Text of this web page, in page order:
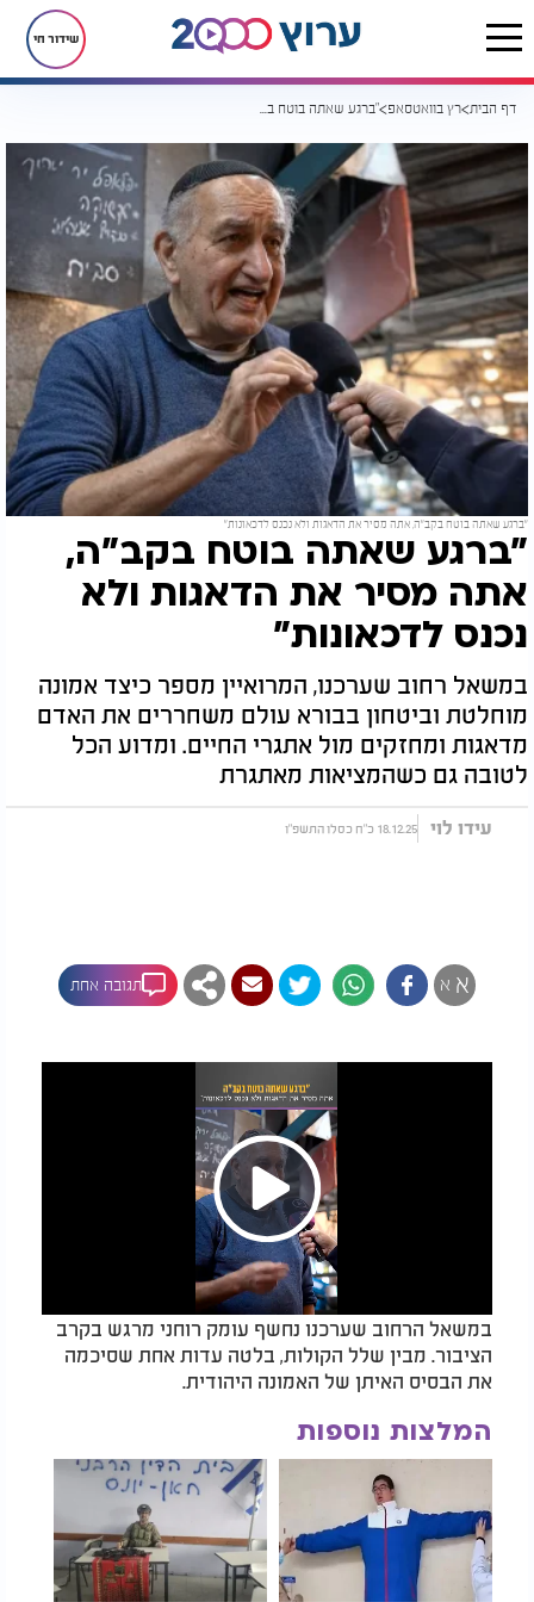
שידור חי
דף הבית רץ בוואטסאפ "ברגע שאתה בוטח בקב"ה, אתה מסיר את הדאגות ולא נכנס לדכאונות"
"ברגע שאתה בוטח בקב"ה, אתה מסיר את הדאגות ולא נכנס לדכאונות"
"ברגע שאתה בוטח בקב"ה,
אתה מסיר את הדאגות ולא
נכנס לדכאונות"
במשאל רחוב שערכנו, המרואיין מספר כיצד אמונה
מוחלטת וביטחון בבורא עולם משחררים את האדם
מדאגות ומחזקים מול אתגרי החיים. ומדוע הכל
לטובה גם כשהמציאות מאתגרת
עידו לוי 18.12.25 כ"ח כסלו התשפ"ו
א א תגובה אחת
Play
Video
במשאל הרחוב שערכנו נחשף עומק רוחני מרגש בקרב
הציבור. מבין שלל הקולות, בלטה עדות אחת שסיכמה
את הבסיס האיתן של האמונה היהודית.
המלצות נוספות